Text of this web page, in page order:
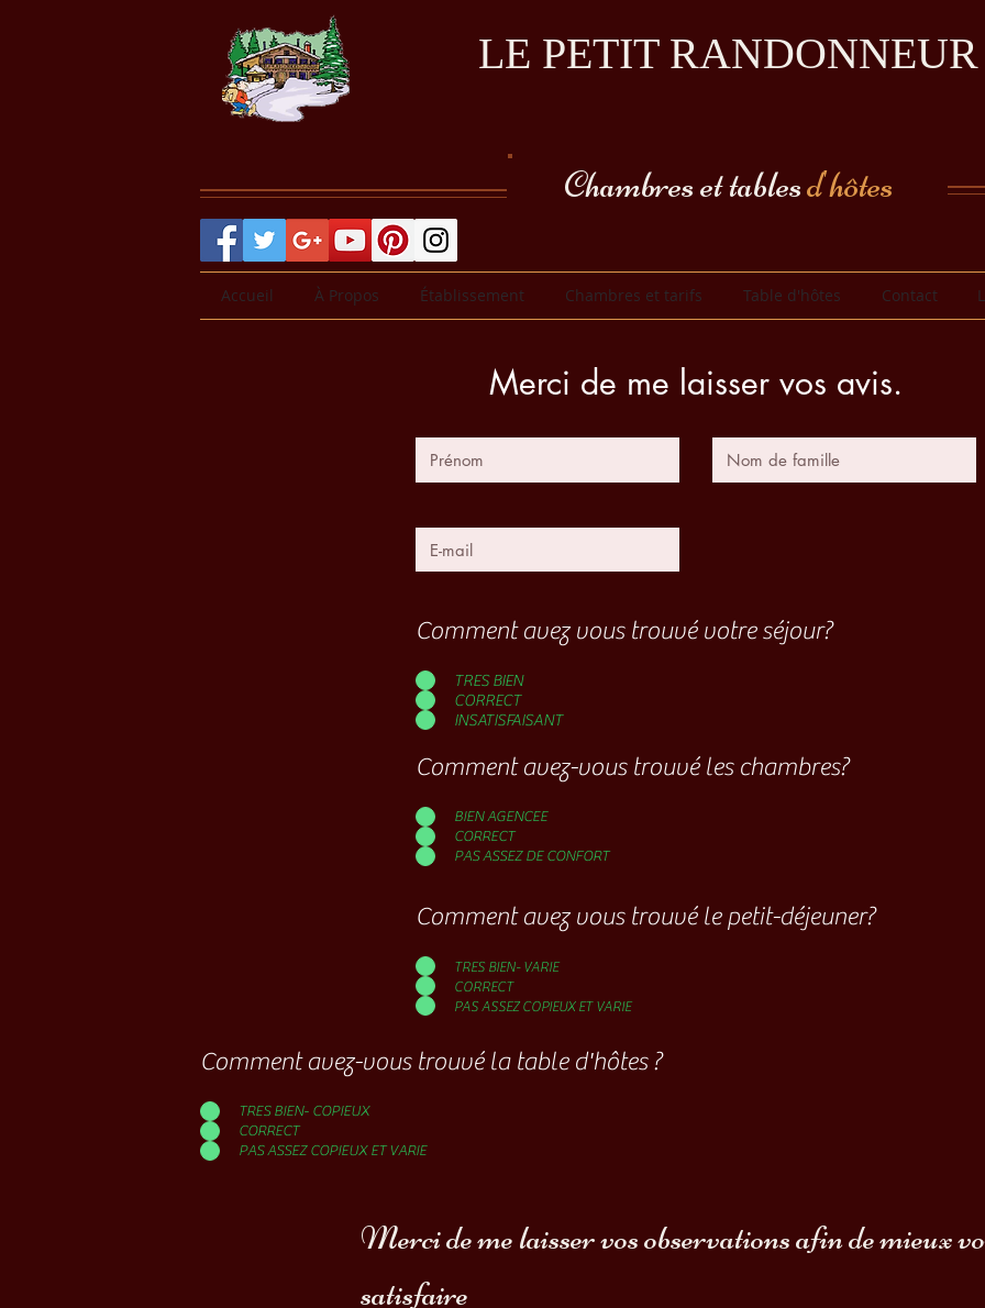
LE PETIT RANDONNEUR
Chambres et tablesd'hôtes
Accueil À Propos Établissement Chambres et tarifs Table d'hôtes Contact
Merci de me laisser vos avis.
Comment avez vous trouvé votre séjour?
TRES BIEN
CORRECT
INSATISFAISANT
Comment avez-vous trouvé les chambres?
BIEN AGENCEE
CORRECT
PAS ASSEZ DE CONFORT
Comment avez vous trouvé le petit-déjeuner?
TRES BIEN- VARIE
CORRECT
PAS ASSEZ COPIEUX ET VARIE
Comment avez-vous trouvé la table d'hôtes ?
TRES BIEN- COPIEUX
CORRECT
PAS ASSEZ COPIEUX ET VARIE
Merci de me laisser vos observations afin de mieux
satisfaire